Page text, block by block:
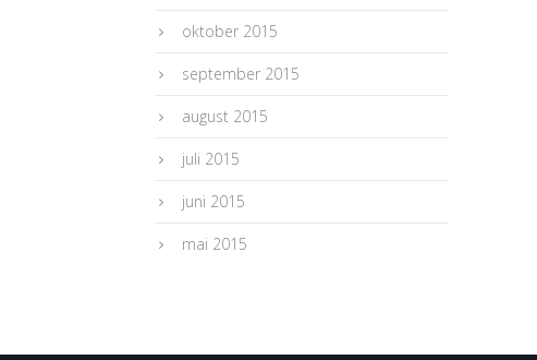
oktober 2015
september 2015
august 2015
juli 2015
juni 2015
mai 2015